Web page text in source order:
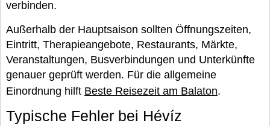
verbinden.
Außerhalb der Hauptsaison sollten Öffnungszeiten,
Eintritt, Therapieangebote, Restaurants, Märkte,
Veranstaltungen, Busverbindungen und Unterkünfte
genauer geprüft werden. Für die allgemeine
Einordnung hilft Beste Reisezeit am Balaton.
Typische Fehler bei Hévíz